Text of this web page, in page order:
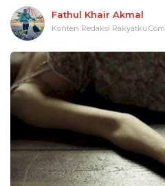
Fathul Khair Akmal
Konten Redaksi Rakyatku.Com